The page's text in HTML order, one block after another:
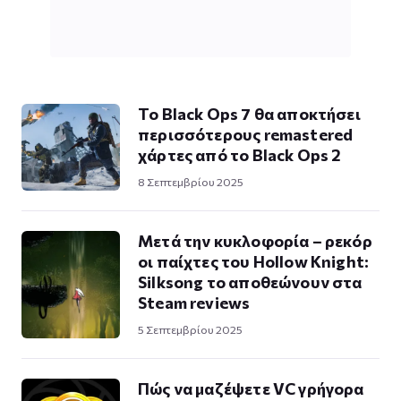
Το Black Ops 7 θα αποκτήσει
περισσότερους remastered
χάρτες από το Black Ops 2
8 Σεπτεμβρίου 2025
Μετά την κυκλοφορία – ρεκόρ
οι παίχτες του Hollow Knight:
Silksong το αποθεώνουν στα
Steam reviews
5 Σεπτεμβρίου 2025
Πώς να μαζέψετε VC γρήγορα